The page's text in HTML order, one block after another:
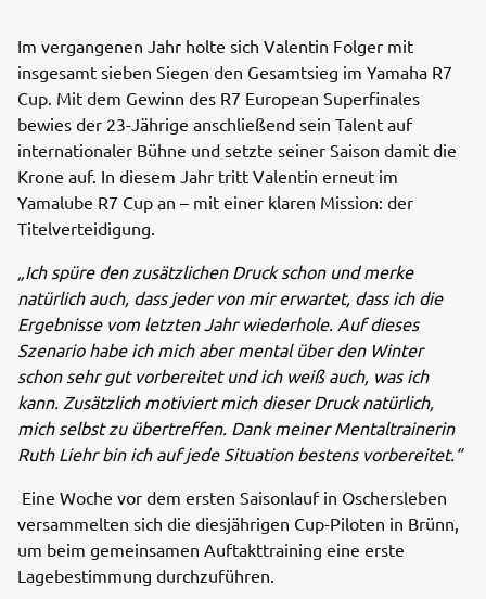
Im vergangenen Jahr holte sich Valentin Folger mit
insgesamt sieben Siegen den Gesamtsieg im Yamaha R7
Cup. Mit dem Gewinn des R7 European Superfinales
bewies der 23-Jährige anschließend sein Talent auf
internationaler Bühne und setzte seiner Saison damit die
Krone auf. In diesem Jahr tritt Valentin erneut im
Yamalube R7 Cup an – mit einer klaren Mission: der
Titelverteidigung.
„Ich spüre den zusätzlichen Druck schon und merke
natürlich auch, dass jeder von mir erwartet, dass ich die
Ergebnisse vom letzten Jahr wiederhole. Auf dieses
Szenario habe ich mich aber mental über den Winter
schon sehr gut vorbereitet und ich weiß auch, was ich
kann. Zusätzlich motiviert mich dieser Druck natürlich,
mich selbst zu übertreffen. Dank meiner Mentaltrainerin
Ruth Liehr bin ich auf jede Situation bestens vorbereitet.“
Eine Woche vor dem ersten Saisonlauf in Oschersleben
versammelten sich die diesjährigen Cup-Piloten in Brünn,
um beim gemeinsamen Auftakttraining eine erste
Lagebestimmung durchzuführen.